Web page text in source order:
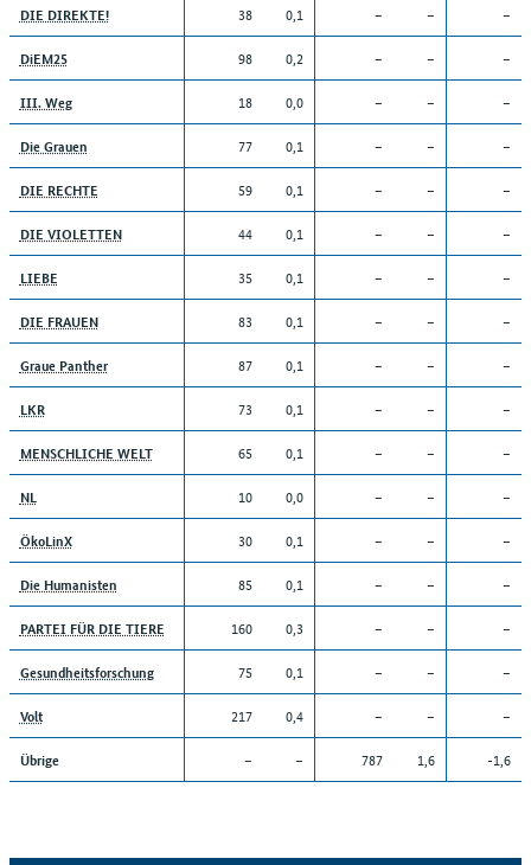
DIE DIREKTE! 38 0,1 – – –
DiEM25 98 0,2 – – –
III. Weg 18 0,0 – – –
Die Grauen 77 0,1 – – –
DIE RECHTE 59 0,1 – – –
DIE VIOLETTEN 44 0,1 – – –
LIEBE 35 0,1 – – –
DIE FRAUEN 83 0,1 – – –
Graue Panther 87 0,1 – – –
LKR 73 0,1 – – –
MENSCHLICHE WELT 65 0,1 – – –
NL 10 0,0 – – –
ÖkoLinX 30 0,1 – – –
Die Humanisten 85 0,1 – – –
PARTEI FÜR DIE TIERE 160 0,3 – – –
Gesundheitsforschung 75 0,1 – – –
Volt 217 0,4 – – –
Übrige – – 787 1,6 -1,6